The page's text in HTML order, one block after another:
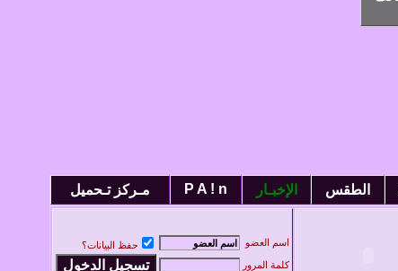
الطقس الإخبـار P A ! n مـركز تـحميل
اسم العضو
حفظ البيانات؟
كلمة المرور